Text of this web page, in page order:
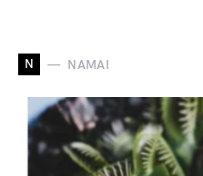
N NAMAI